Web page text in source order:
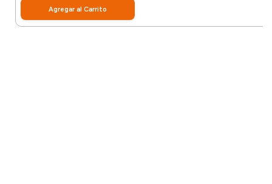
Agregar al Carrito